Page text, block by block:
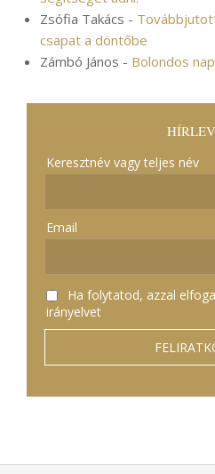
Zsófia Takács -
csapat a döntőbe
Zámbó János - Bolondos nap
Keresztnév vagy teljes név
Email
Ha folytatod, azzal
irányelvet